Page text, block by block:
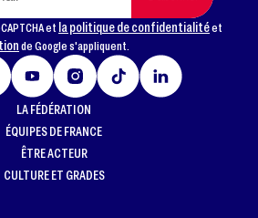
et la politique de confidentialitéet
de Google s'appliquent.
LA FÉDÉRATION
ÉQUIPES DE FRANCE
ÊTRE ACTEUR
CULTURE ET GRADES